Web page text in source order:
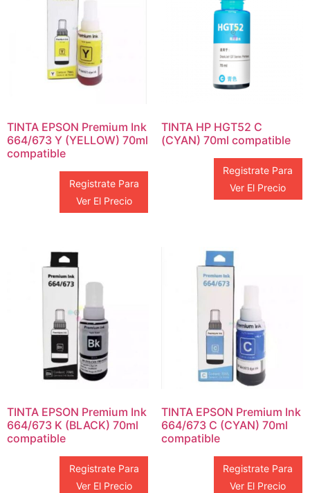
TINTA EPSON Premium Ink
664/673 Y (YELLOW) 70ml
compatible
Registrate Para
Ver El Precio
TINTA HP HGT52 C
(CYAN) 70ml compatible
Registrate Para
Ver El Precio
TINTA EPSON Premium Ink
664/673 K (BLACK) 70ml
compatible
Registrate Para
Ver El Precio
TINTA EPSON Premium Ink
664/673 C (CYAN) 70ml
compatible
Registrate Para
Ver El Precio